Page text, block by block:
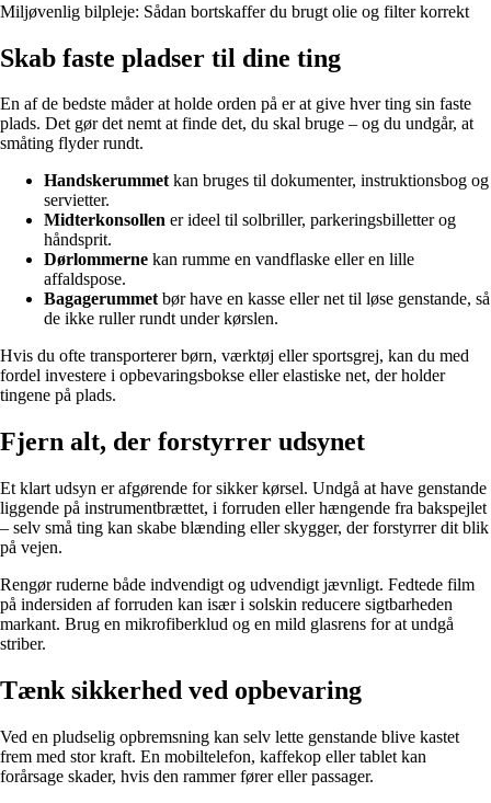
Miljøvenlig bilpleje: Sådan bortskaffer du brugt olie og filter korrekt
Skab faste pladser til dine ting
En af de bedste måder at holde orden på er at give hver ting sin faste
plads. Det gør det nemt at finde det, du skal bruge – og du undgår, at
småting flyder rundt.
Handskerummetkan bruges til dokumenter, instruktionsbog og
servietter.
Midterkonsollen er ideel til solbriller, parkeringsbilletter og
håndsprit.
Dørlommerne kan rumme en vandflaske eller en lille
affaldspose.
Bagagerummetbør have en kasse eller net til løse genstande, så
de ikke ruller rundt under kørslen.
Hvis du ofte transporterer børn, værktøj eller sportsgrej, kan du med
fordel investere i opbevaringsbokse eller elastiske net, der holder
tingene på plads.
Fjern alt, der forstyrrer udsynet
Et klart udsyn er afgørende for sikker kørsel. Undgå at have genstande
liggende på instrumentbrættet, i forruden eller hængende fra bakspejlet
– selv små ting kan skabe blænding eller skygger, der forstyrrer dit blik
på vejen.
Rengør ruderne både indvendigt og udvendigt jævnligt. Fedtede film
på indersiden af forruden kan især i solskin reducere sigtbarheden
markant. Brug en mikrofiberklud og en mild glasrens for at undgå
striber.
Tænk sikkerhed ved opbevaring
Ved en pludselig opbremsning kan selv lette genstande blive kastet
frem med stor kraft. En mobiltelefon, kaffekop eller tablet kan
forårsage skader, hvis den rammer fører eller passager.